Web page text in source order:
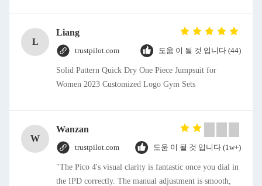
L
Liang
trustpilot.com 도움 이 될 것 입니다 (44)
Solid Pattern Quick Dry One Piece Jumpsuit for
Women 2023 Customized Logo Gym Sets
W
Wanzan
trustpilot.com 도움 이 될 것 입니다 (1w+)
"The Pico 4's visual clarity is fantastic once you dial in
the IPD correctly. The manual adjustment is smooth,